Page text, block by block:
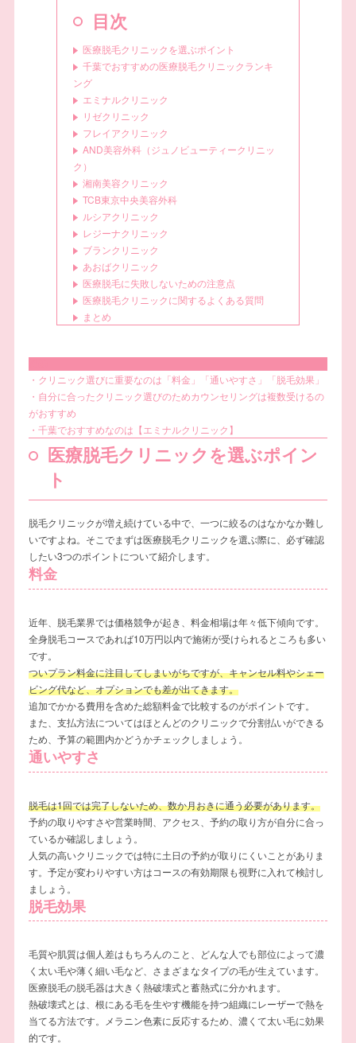
目次
医療脱毛クリニックを選ぶポイント
千葉でおすすめの医療脱毛クリニックランキ
ング
エミナルクリニック
リゼクリニック
フレイアクリニック
AND美容外科（ジュノビューティークリニッ
ク）
湘南美容クリニック
TCB東京中央美容外科
ルシアクリニック
レジーナクリニック
ブランクリニック
あおばクリニック
医療脱毛に失敗しないための注意点
医療脱毛クリニックに関するよくある質問
まとめ
・クリニック選びに重要なのは「料金」「通いやすさ」「脱毛効果」
・自分に合ったクリニック選びのためカウンセリングは複数受けるの
がおすすめ
・千葉でおすすめなのは【エミナルクリニック】
医療脱毛クリニックを選ぶポイン
ト
脱毛クリニックが増え続けている中で、一つに絞るのはなかなか難し
いですよね。そこでまずは医療脱毛クリニックを選ぶ際に、必ず確認
したい3つのポイントについて紹介します。
料金
近年、脱毛業界では価格競争が起き、料金相場は年々低下傾向です。
全身脱毛コースであれば10万円以内で施術が受けられるところも多い
です。
ついプラン料金に注目してしまいがちですが、キャンセル料やシェー
ビング代など、オプションでも差が出てきます。
追加でかかる費用を含めた総額料金で比較するのがポイントです。
また、支払方法についてはほとんどのクリニックで分割払いができる
ため、予算の範囲内かどうかチェックしましょう。
通いやすさ
脱毛は1回では完了しないため、数か月おきに通う必要があります。
予約の取りやすさや営業時間、アクセス、予約の取り方が自分に合っ
ているか確認しましょう。
人気の高いクリニックでは特に土日の予約が取りにくいことがありま
す。予定が変わりやすい方はコースの有効期限も視野に入れて検討し
ましょう。
脱毛効果
毛質や肌質は個人差はもちろんのこと、どんな人でも部位によって濃
く太い毛や薄く細い毛など、さまざまなタイプの毛が生えています。
医療脱毛の脱毛器は大きく熱破壊式と蓄熱式に分かれます。
熱破壊式とは、根にある毛を生やす機能を持つ組織にレーザーで熱を
当てる方法です。メラニン色素に反応するため、濃くて太い毛に効果
的です。